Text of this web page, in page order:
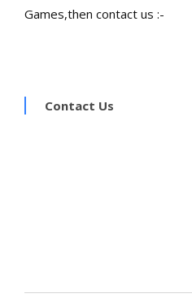
Games,then contact us :-
Contact Us